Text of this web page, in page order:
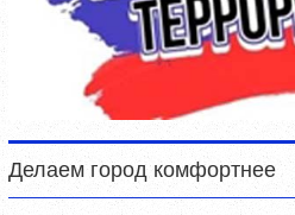
Делаем город комфортнее